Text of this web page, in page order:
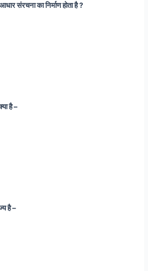
संरचना का निर्माण होता है ?
है –
है –